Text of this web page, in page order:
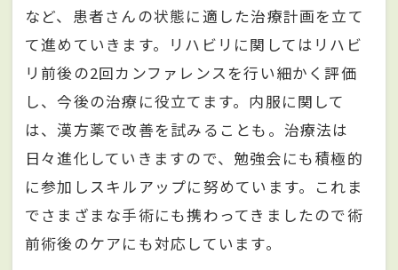
など、患者さんの状態に適した治療計画を立て
て進めていきます。リハビリに関してはリハビ
リ前後の2回カンファレンスを行い細かく評価
し、今後の治療に役立てます。内服に関して
は、漢方薬で改善を試みることも。治療法は
日々進化していきますので、勉強会にも積極的
に参加しスキルアップに努めています。これま
でさまざまな手術にも携わってきましたので術
前術後のケアにも対応しています。